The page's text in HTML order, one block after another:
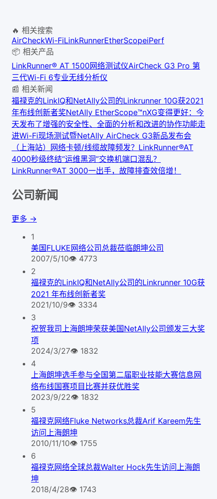
🔥 相关搜索
AirCheckWi-FiLinkRunnerEtherScopeiPerf
📦 相关产品
LinkRunner® AT 1500网络测试仪AirCheck G3 Pro 第
三代Wi-Fi 6专业无线分析仪
📰 相关新闻
福禄克的LinkIQ和NetAlly公司的Linkrunner 10G获2021
年布线创新者奖NetAlly EtherScope™nXG变得更好：今
天发布了增强的安全性、全面的分析和改进的协作功能走
进Wi-Fi现场测试暨NetAlly AirCheck G3新品发布会
（上海站） 网络卡顿/线缆故障频发？LinkRunner®AT
4000秒级终结“运维黑洞”交换机端口混乱？
LinkRunner®AT 3000一出手，故障排查效倍增！
公司新闻
更多 →
1
美国FLUKE网络公司总裁莅临朗坤公司
2007/5/10👁 4773
2
福禄克的LinkIQ和NetAlly公司的Linkrunner 10G获
2021 年布线创新者奖
2021/10/9👁 3334
3
祝贺我司上海朗坤荣获美国NetAlly公司颁发三大奖
项
2024/3/27👁 1832
4
上海朗坤选手参与全国第二届职业技能大赛信息网
络布线国赛项目比赛并获优胜奖
2023/9/22👁 1832
5
福禄克网络Fluke Networks总裁Arif Kareem先生
访问上海朗坤
2010/11/10👁 1755
6
福禄克网络全球总裁Walter Hock先生访问上海朗
坤
2018/4/28👁 1743